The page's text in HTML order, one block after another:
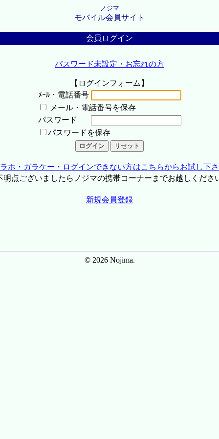
ノジマ
モバイル会員サイト
会員ログイン
パスワード未設定・お忘れの方
【ログインフォーム】
ﾒｰﾙ・電話番号
メール・電話番号を保存
パスワード
パスワードを保存
ホ・ガラケー・ログインできない方はこちらからお試し下
点ございましたらノジマの携帯コーナーまでお越しくださ
新規会員登録
© 2026 Nojima.